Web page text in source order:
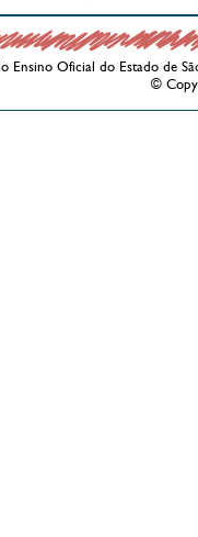
Ensino Oficial do Estado de
©